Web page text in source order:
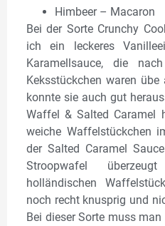
Himbeer – Macaron
Bei der Sorte Crunchy
ich ein leckeres
Karamellsauce, die
Keksstückchen waren
konnte sie auch gut
Waffel & Salted Caramel
weiche Waffelstückchen
der Salted Caramel
Stroopwafel
holländischen
noch recht knusprig und
Bei dieser Sorte muss